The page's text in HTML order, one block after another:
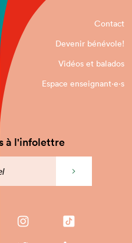
Contact
Devenir bénévole!
Vidéos et balados
Espace enseignant·e⋅s
à l'infolettre